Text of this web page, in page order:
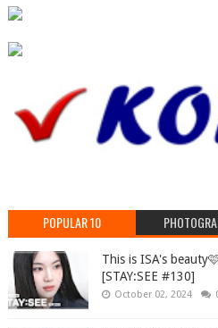
POPULAR 10
This is ISA's
[STAY:SEE #130]
October 02, 2024